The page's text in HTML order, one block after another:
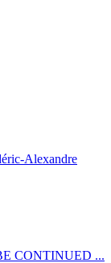
Alexandre
CONTINUED ...